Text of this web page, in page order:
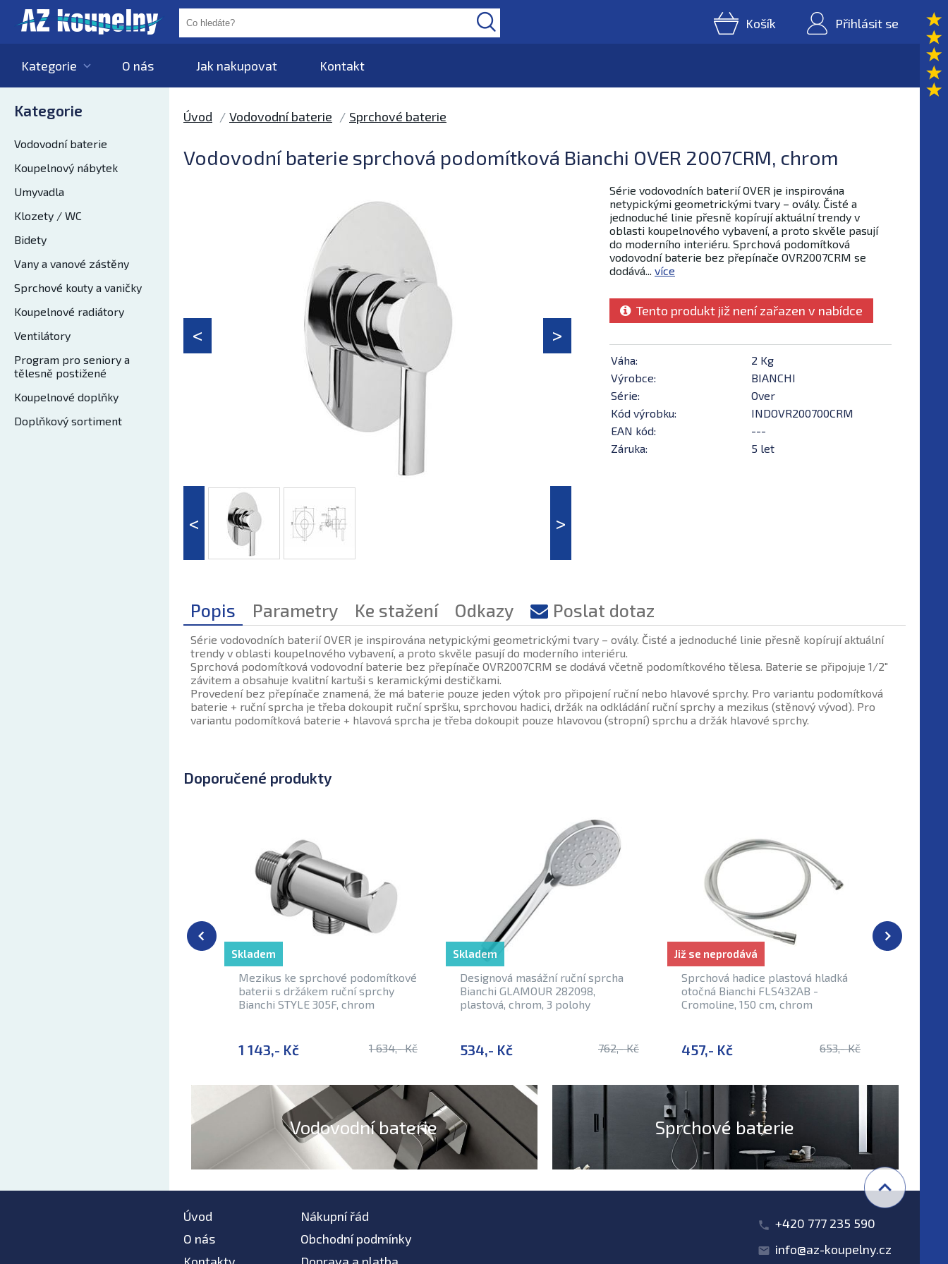
Košík Přihlásit se
Kategorie O nás Jak nakupovat Kontakt
Kategorie
Vodovodní baterie
Koupelnový nábytek
Umyvadla
Klozety / WC
Bidety
Vany a vanové zástěny
Sprchové kouty a vaničky
Koupelnové radiátory
Ventilátory
Program pro seniory a
tělesně postižené
Koupelnové doplňky
Doplňkový sortiment
Úvod Vodovodní baterie Sprchové baterie
Vodovodní baterie sprchová podomítková Bianchi OVER 2007CRM, chrom
Série vodovodních baterií OVER je inspirována
netypickými geometrickými tvary – ovály. Čisté a
jednoduché linie přesně kopírují aktuální trendy v
oblasti koupelnového vybavení, a proto skvěle pasují
do moderního interiéru. Sprchová podomítková
vodovodní baterie bez přepínače OVR2007CRM se
dodává... více
Tento produkt již není zařazen v nabídce
Váha:
2 Kg
Výrobce:
BIANCHI
Série:
Over
Kód výrobku:
INDOVR200700CRM
EAN kód:
---
Záruka:
5 let
Popis Parametry Ke stažení Odkazy Poslat dotaz
Série vodovodních baterií OVER je inspirována netypickými geometrickými tvary – ovály. Čisté a jednoduché linie přesně kopírují aktuální
trendy v oblasti koupelnového vybavení, a proto skvěle pasují do moderního interiéru.
Sprchová podomítková vodovodní baterie bez přepínače OVR2007CRM se dodává včetně podomítkového tělesa. Baterie se připojuje 1/2"
závitem a obsahuje kvalitní kartuši s keramickými destičkami.
Provedení bez přepínače znamená, že má baterie pouze jeden výtok pro připojení ruční nebo hlavové sprchy. Pro variantu podomítková
baterie + ruční sprcha je třeba dokoupit ruční spršku, sprchovou hadici, držák na odkládání ruční sprchy a mezikus (stěnový vývod). Pro
variantu podomítková baterie + hlavová sprcha je třeba dokoupit pouze hlavovou (stropní) sprchu a držák hlavové sprchy.
Doporučené produkty
Mezikus ke sprchové podomítkové
baterii s držákem ruční sprchy
Bianchi STYLE 305F, chrom
1 143,- Kč 1 634,- Kč
Skladem
Designová masážní ruční sprcha
Bianchi GLAMOUR 282098,
plastová, chrom, 3 polohy
534,- Kč 762,- Kč
Skladem
Sprchová hadice plastová hladká
otočná Bianchi FLS432AB -
Cromoline, 150 cm, chrom
457,- Kč 653,- Kč
Již se neprodává
Vodovodní baterie Sprchové baterie
Úvod
O nás
Nákupní řád
Obchodní podmínky
+420 777 235 590
info@az-koupelny.cz